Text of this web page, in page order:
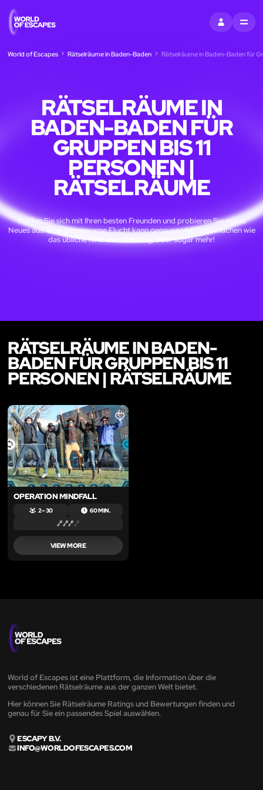
EINTRAGEN
MENU
World of Escapes Rätselräume in Baden-Baden Rätselräume in Baden-Baden für
RÄTSELRÄUME IN
BADEN-BADEN FÜR
GRUPPEN BIS 11
PERSONEN |
RÄTSELRÄUME
Treffen Sie sich mit Ihren besten Freunden und probieren Sie etwas
Neues aus. Eine gemeinsame Flucht kann genauso viel Spaß machen wie
das übliche Kino oder Bowling, oder sogar mehr!
RÄTSELRÄUME IN BADEN-
BADEN FÜR GRUPPEN BIS 11
PERSONEN | RÄTSELRÄUME
LIKE
OPERATION MINDFALL
2 – 30 60 MIN.
VIEW MORE
World of Escapes ist eine Plattform, die Information über die
verschiedenen Rätselräume aus der ganzen Welt bietet.
Hier können Sie Rätselräume Ratings und Bewertungen finden und
genau für Sie ein passendes Spiel auswählen.
ESCAPY B.V.
INFO@WORLDOFESCAPES.COM